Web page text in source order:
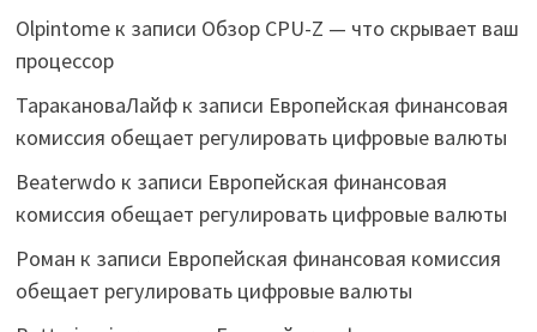
Olpintomeк записи Обзор CPU-Z — что скрывает ваш
процессор
ТаракановаЛайфк записи Европейская финансовая
комиссия обещает регулировать цифровые валюты
Beaterwdo к записи Европейская финансовая
комиссия обещает регулировать цифровые валюты
Роман к записи Европейская финансовая комиссия
обещает регулировать цифровые валюты